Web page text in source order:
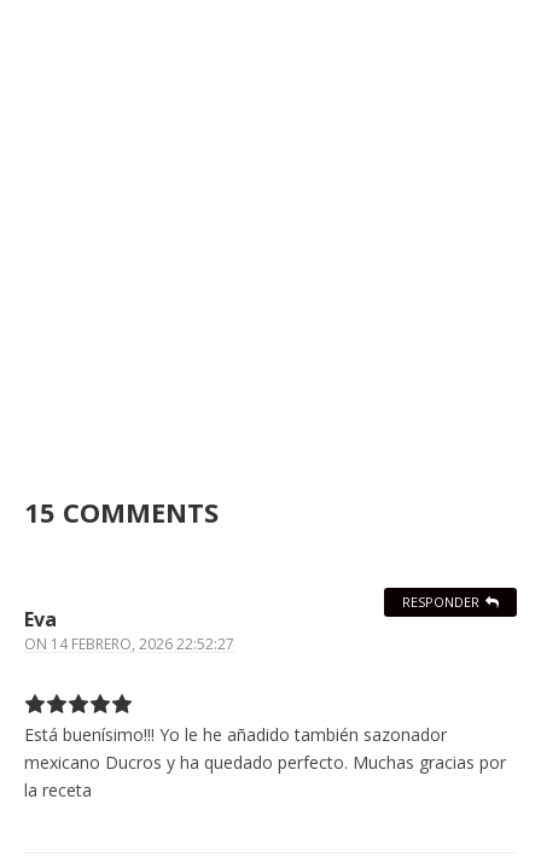
15 COMMENTS
Eva
ON 14 FEBRERO, 2026 22:52:27
Está buenísimo!!! Yo le he añadido también sazonador
mexicano Ducros y ha quedado perfecto. Muchas gracias por
la receta
RESPONDER